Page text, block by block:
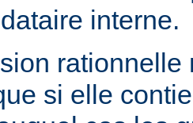
interne.
rationnelle
si elle